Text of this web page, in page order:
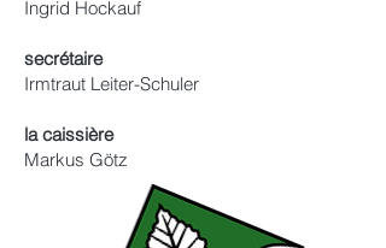
Ingrid Hockauf
secrétaire
Irmtraut Leiter-Schuler
la caissière
Markus Götz